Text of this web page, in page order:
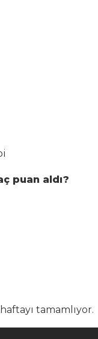
puan aldı?
tamamlıyor.